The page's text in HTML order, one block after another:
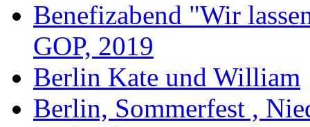
Benefizabend "Wir
GOP, 2019
Berlin Kate und William
Berlin, Sommerfest ,